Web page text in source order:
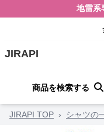
地雷系
JIRAPI
商品を検索する
JIRAPI TOP › シャツの